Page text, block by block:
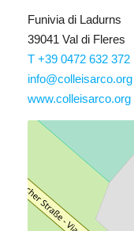
Funivia di Ladurns
39041 Val di Fleres
T +39 0472 632 372
info@colleisarco.org
www.colleisarco.org